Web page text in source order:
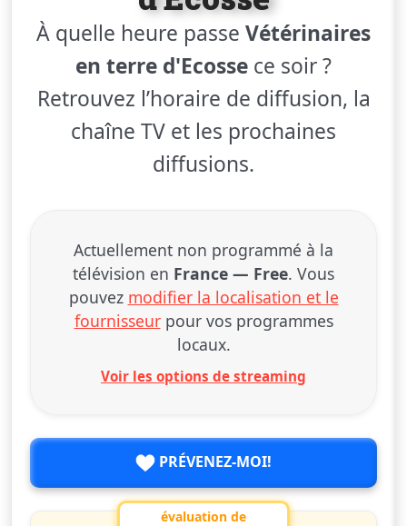
À quelle heure passe Vétérinaires
en terre d'Ecosse ce soir ?
Retrouvez l’horaire de diffusion, la
chaîne TV et les prochaines
diffusions.
Actuellement non programmé à la
télévision en France — Free. Vous
pouvez modifier la localisation et le
fournisseurpour vos programmes
locaux.
Voir les options de streaming
PRÉVENEZ-MOI!
évaluation de